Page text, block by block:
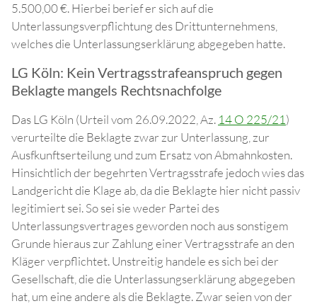
5.500,00 €. Hierbei berief er sich auf die
Unterlassungsverpflichtung des Drittunternehmens,
welches die Unterlassungserklärung abgegeben hatte.
LG Köln: Kein Vertragsstrafeanspruch gegen
Beklagte mangels Rechtsnachfolge
Das LG Köln (Urteil vom 26.09.2022, Az. 14 O 225/21)
verurteilte die Beklagte zwar zur Unterlassung, zur
Ausfkunftserteilung und zum Ersatz von Abmahnkosten.
Hinsichtlich der begehrten Vertragsstrafe jedoch wies das
Landgericht die Klage ab, da die Beklagte hier nicht passiv
legitimiert sei. So sei sie weder Partei des
Unterlassungsvertrages geworden noch aus sonstigem
Grunde hieraus zur Zahlung einer Vertragsstrafe an den
Kläger verpflichtet. Unstreitig handele es sich bei der
Gesellschaft, die die Unterlassungserklärung abgegeben
hat, um eine andere als die Beklagte. Zwar seien von der